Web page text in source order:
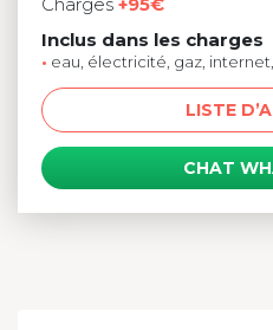
Charges +95€
Inclus dans les charges
• eau, électricité, gaz,
LISTE
CHAT